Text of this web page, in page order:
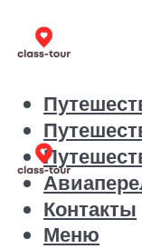
Контакты
Меню